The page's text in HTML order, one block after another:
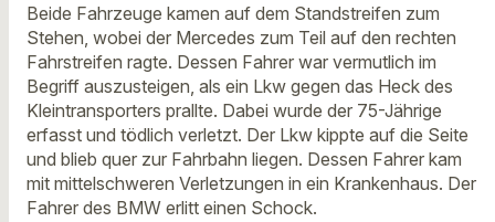
Beide Fahrzeuge kamen auf dem Standstreifen zum
Stehen, wobei der Mercedes zum Teil auf den rechten
Fahrstreifen ragte. Dessen Fahrer war vermutlich im
Begriff auszusteigen, als ein Lkw gegen das Heck des
Kleintransporters prallte. Dabei wurde der 75-Jährige
erfasst und tödlich verletzt. Der Lkw kippte auf die Seite
und blieb quer zur Fahrbahn liegen. Dessen Fahrer kam
mit mittelschweren Verletzungen in ein Krankenhaus. Der
Fahrer des BMW erlitt einen Schock.